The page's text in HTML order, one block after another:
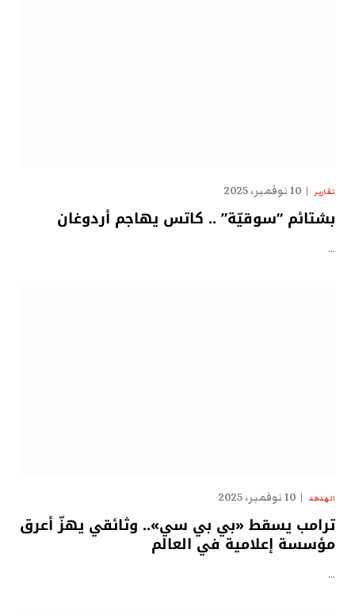
تقارير 10 نوفمبر، 2025
بشتائم “سوقيّة” .. كاتس يهاجم أردوغان
…
الهدهد 10 نوفمبر، 2025
ترامب يسقط «بي بي سي».. وثائقي يهزّ أعرق
مؤسسة إعلامية في العالم
…